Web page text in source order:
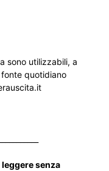
sono utilizzabili, a
quotidiano
senza